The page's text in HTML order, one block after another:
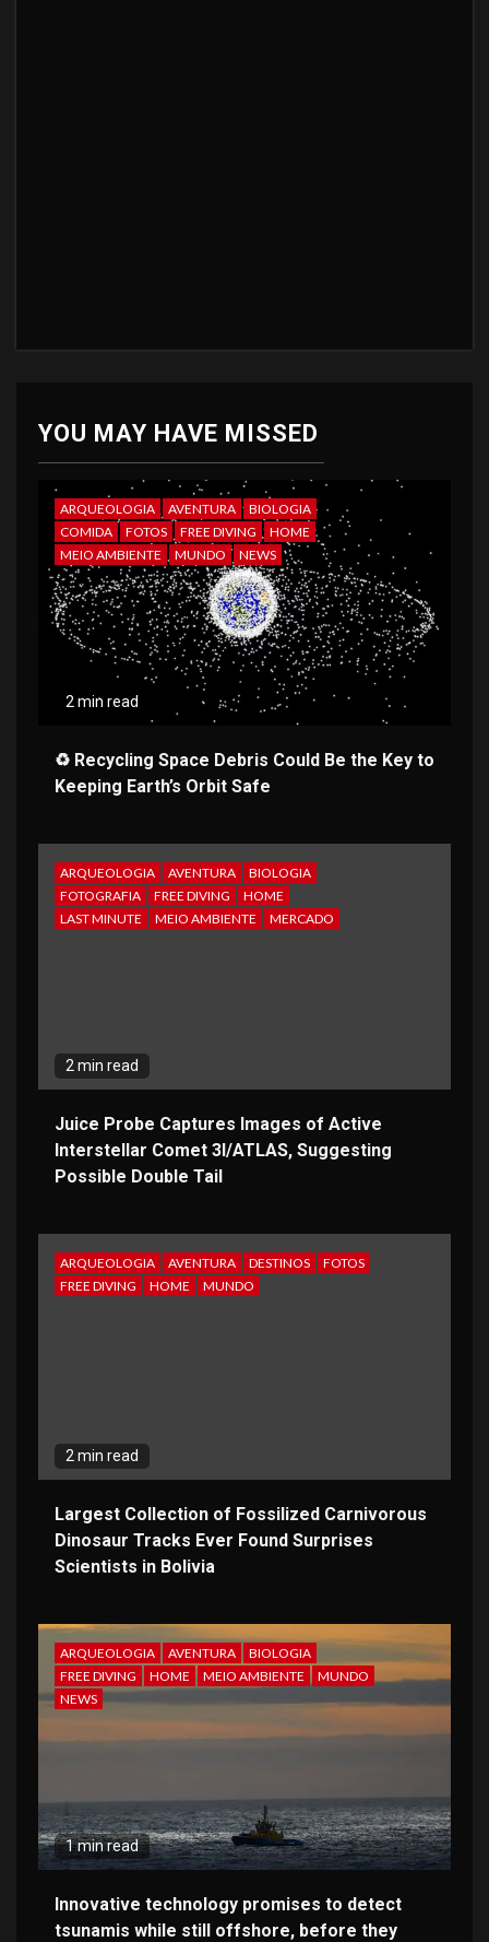
YOU MAY HAVE MISSED
ARQUEOLOGIA AVENTURA
BIOLOGIA
COMIDA
FOTOS FREE DIVING
HOME
MEIO AMBIENTE
MUNDO NEWS
2 min read
♻️ Recycling Space Debris Could Be the Key to
Keeping Earth’s Orbit Safe
ARQUEOLOGIA AVENTURA
BIOLOGIA
FOTOGRAFIA
FREE DIVING
HOME
LAST MINUTE
MEIO AMBIENTE MERCADO
2 min read
Juice Probe Captures Images of Active
Interstellar Comet 3I/ATLAS, Suggesting
Possible Double Tail
ARQUEOLOGIA AVENTURA DESTINOS
FOTOS
FREE DIVING
HOME MUNDO
2 min read
Largest Collection of Fossilized Carnivorous
Dinosaur Tracks Ever Found Surprises
Scientists in Bolivia
ARQUEOLOGIA AVENTURA
BIOLOGIA
FREE DIVING
HOME MEIO AMBIENTE
MUNDO
NEWS
1 min read
Innovative technology promises to detect
tsunamis while still offshore, before they